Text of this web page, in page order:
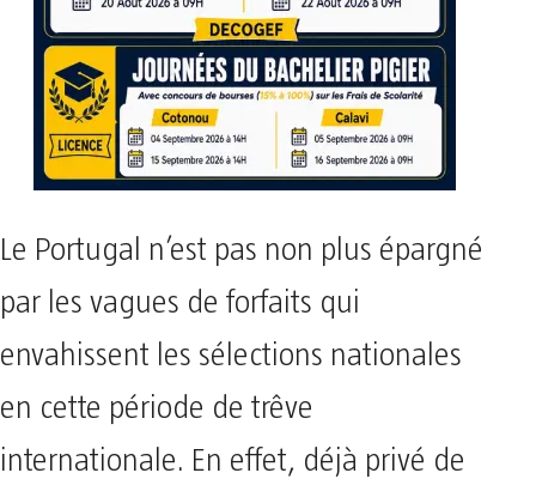
Le Portugal n’est pas non plus épargné
par les vagues de forfaits qui
envahissent les sélections nationales
en cette période de trêve
internationale. En effet, déjà privé de